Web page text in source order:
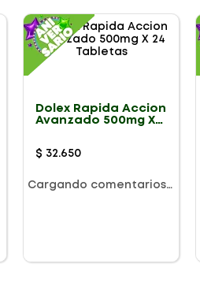
Dolex Rapida Accion
Avanzado 500mg X
$ 32.650
Cargando comentarios…